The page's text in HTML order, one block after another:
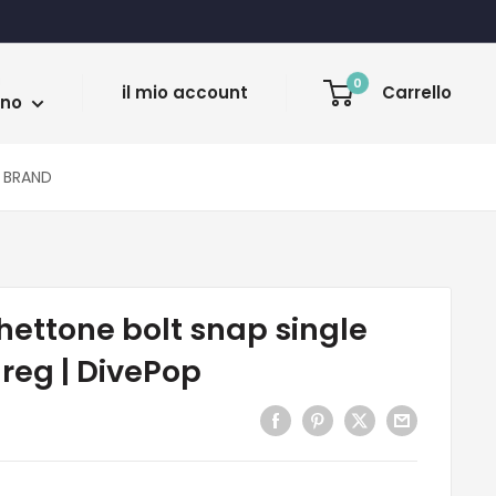
il mio account 0 Carrello
BRAND
bolt snap single
| DivePop